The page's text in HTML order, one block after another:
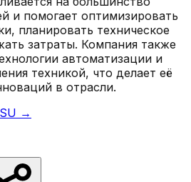
и помогает оптимизировать
планировать техническое
затраты. Компания также
автоматизации и
техникой, что делает её
в отрасли.
→